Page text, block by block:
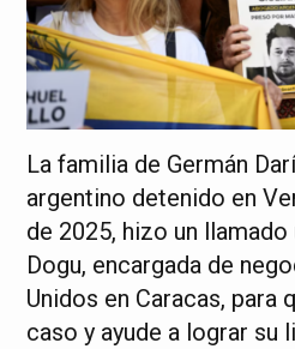
La familia de Germán
argentino detenido en
de 2025, hizo un llamado
Dogu, encargada de
Unidos en Caracas, para
caso y ayude a lograr su